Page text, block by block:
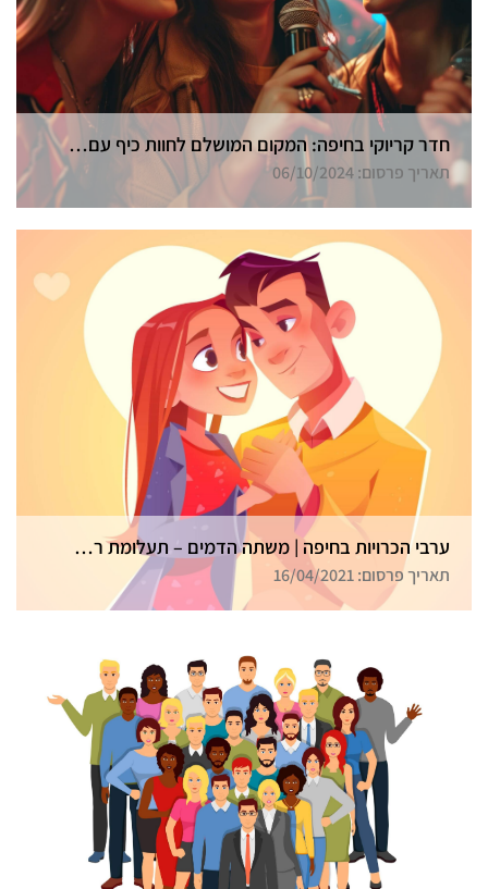
חדר קריוקי בחיפה: המקום המושלם לחוות כיף עם חברים
תאריך פרסום: 06/10/2024
ערבי הכרויות בחיפה | משתה הדמים – תעלומת רצח בכל הארץ
תאריך פרסום: 16/04/2021